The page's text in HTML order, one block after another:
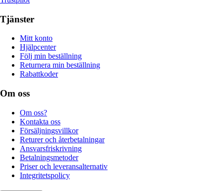
Tjänster
Mitt konto
Hjälpcenter
Följ min beställning
Returnera min beställning
Rabattkoder
Om oss
Om oss?
Kontakta oss
Försäljningsvillkor
Returer och återbetalningar
Ansvarsfriskrivning
Betalningsmetoder
Priser och leveransalternativ
Integritetspolicy